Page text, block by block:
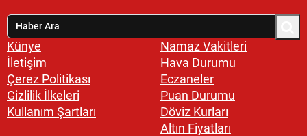
Künye
İletişim
Çerez Politikası
Gizlilik İlkeleri
Kullanım Şartları
Namaz Vakitleri
Hava Durumu
Eczaneler
Puan Durumu
Döviz Kurları
Altın Fiyatları